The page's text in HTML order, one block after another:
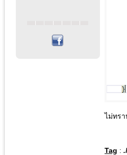
ไม่ทรา
Tag :